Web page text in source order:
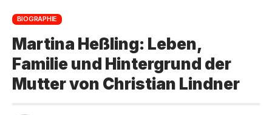
BIOGRAPHIE
Martina Heßling: Leben,
Familie und Hintergrund der
Mutter von Christian Lindner